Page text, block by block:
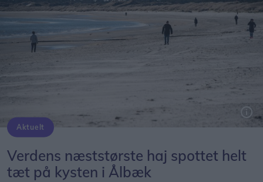
Aktuelt
Verdens næststørste haj spottet helt
tæt på kysten i Ålbæk